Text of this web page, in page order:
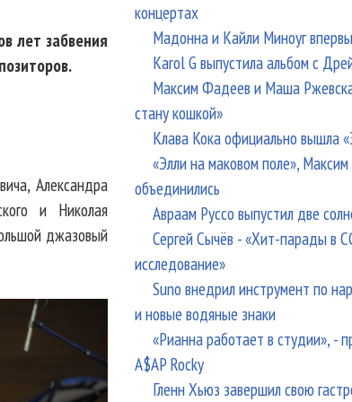
лет забвения
Александра
и Николая
джазовый
концертах
Мадонна и Кайли Миноуг
Karol G выпустила альбом с
Максим Фадеев и Маша
стану кошкой»
Клава Кока официально вышла
«Элли на маковом поле»,
объединились
Авраам Руссо выпустил две
Сергей Сычёв - «Хит-парады в
исследование»
Suno внедрил инструмент по
и новые водяные знаки
«Рианна работает в студии», -
A$AP Rocky
Гленн Хьюз завершил свою